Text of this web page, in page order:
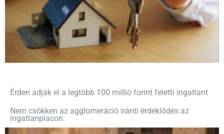
Érden adják el a legtöbb 100 millió forint feletti ingatlant
Nem csökken az agglomeráció iránti érdeklődés az
ingatlanpiacon.